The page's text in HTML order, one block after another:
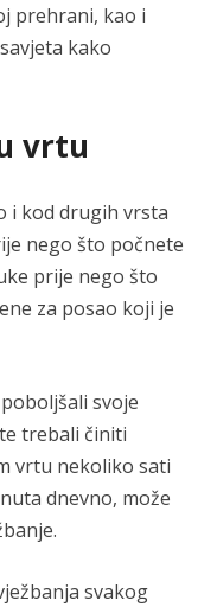
prehrani, kao i
kako
vrtu
i kod drugih vrsta
nego što počnete
prije nego što
za posao koji je
svoje
trebali činiti
vrtu nekoliko sati
dnevno, može
svakog